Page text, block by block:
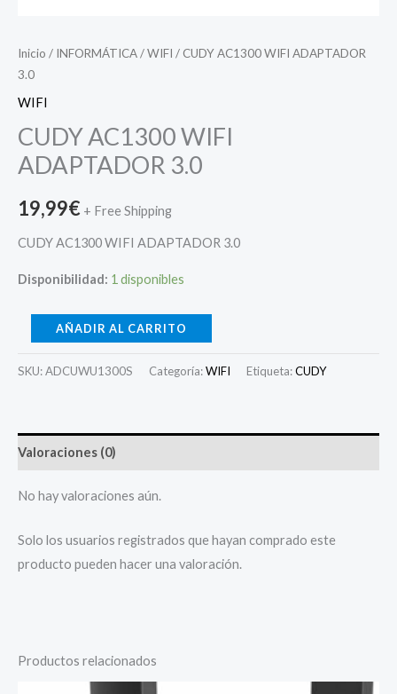
Inicio / INFORMÁTICA/WIFI / CUDY AC1300 WIFI ADAPTADOR
3.0
WIFI
CUDY AC1300 WIFI
ADAPTADOR 3.0
19,99€ + Free Shipping
CUDY AC1300 WIFI ADAPTADOR 3.0
Disponibilidad: 1 disponibles
AÑADIR AL CARRITO
SKU:ADCUWU1300S Categoría:WIFI Etiqueta:CUDY
Valoraciones (0)
No hay valoraciones aún.
Solo los usuarios registrados que hayan comprado este
producto pueden hacer una valoración.
Productos relacionados